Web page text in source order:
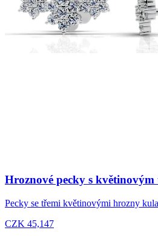
Hroznové pecky s květinovým
Pecky se třemi květinovými hrozny
CZK 45,147